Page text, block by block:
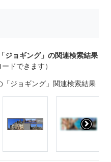
ジョギング」の関連検索結果
ドできます）
「ジョギング」関連検索結果